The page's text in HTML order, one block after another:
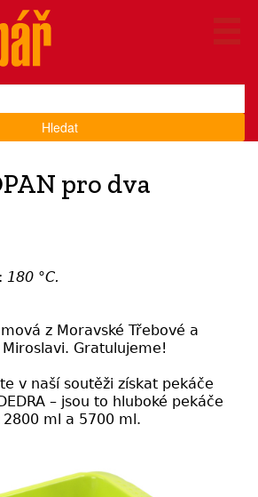
Hledat
pro dva
180 °C.
z Moravské Třebové a
Gratulujeme!
v naší soutěži získat pekáče
– jsou to hluboké pekáče
2800 ml a 5700 ml.